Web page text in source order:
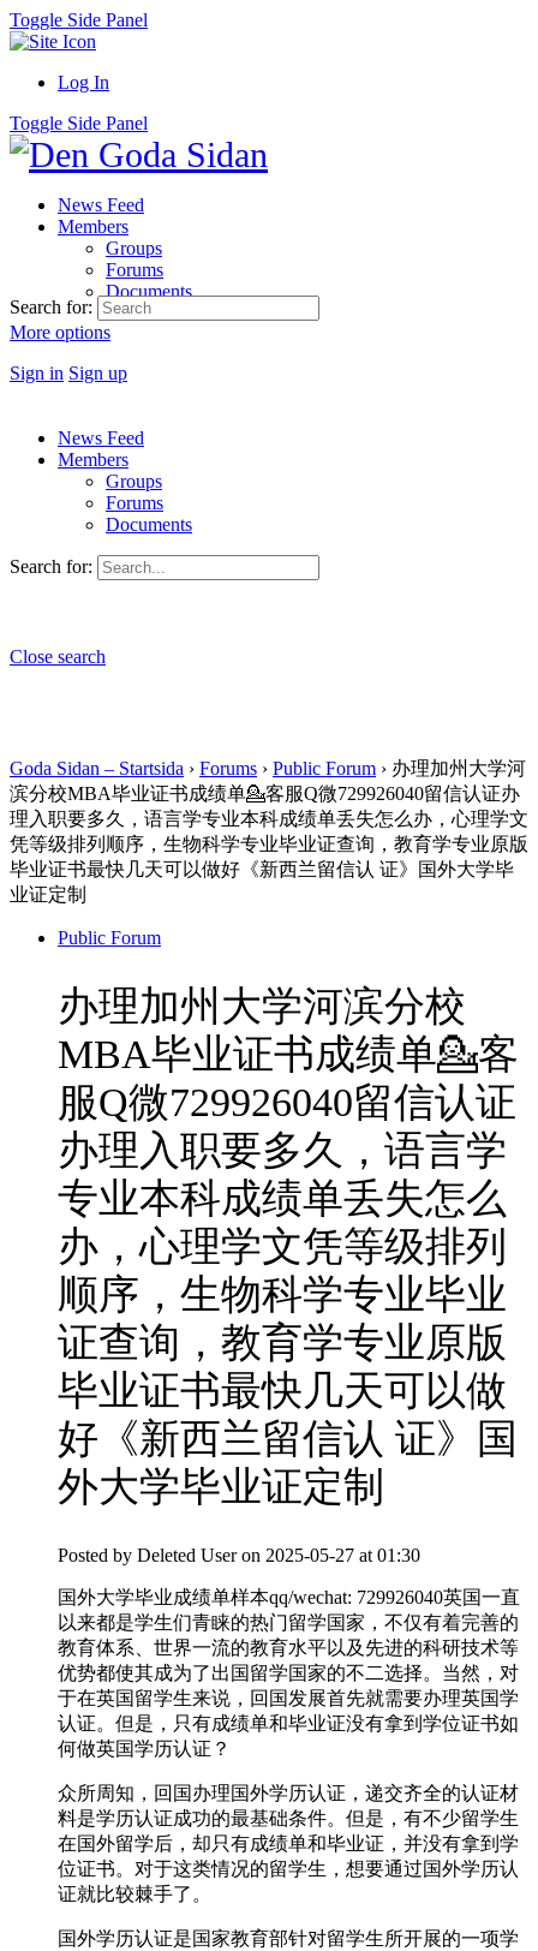
Toggle Side Panel
Log In
Toggle Side Panel
News Feed
Members
Groups
Forums
Documents
More options
Sign in Sign up
Search for:
News Feed
Members
Groups
Forums
Documents
Search for:
Close search
Goda Sidan – Startsida › Forums › Public Forum › 办理加州大学河
滨分校MBA毕业证书成绩单💁客服Q微729926040留信认证办
理入职要多久，语言学专业本科成绩单丢失怎么办，心理学文
凭等级排列顺序，生物科学专业毕业证查询，教育学专业原版
毕业证书最快几天可以做好《新西兰留信认 证》国外大学毕
业证定制
Public Forum
办理加州大学河滨分校
MBA毕业证书成绩单💁客
服Q微729926040留信认证
办理入职要多久，语言学
专业本科成绩单丢失怎么
办，心理学文凭等级排列
顺序，生物科学专业毕业
证查询，教育学专业原版
毕业证书最快几天可以做
好《新西兰留信认 证》国
外大学毕业证定制
Posted by Deleted User on 2025-05-27 at 01:30
国外大学毕业成绩单样本qq/wechat: 729926040英国一直
以来都是学生们青睐的热门留学国家，不仅有着完善的
教育体系、世界一流的教育水平以及先进的科研技术等
优势都使其成为了出国留学国家的不二选择。当然，对
于在英国留学生来说，回国发展首先就需要办理英国学
认证。但是，只有成绩单和毕业证没有拿到学位证书如
何做英国学历认证？
众所周知，回国办理国外学历认证，递交齐全的认证材
料是学历认证成功的最基础条件。但是，有不少留学生
在国外留学后，却只有成绩单和毕业证，并没有拿到学
位证书。对于这类情况的留学生，想要通过国外学历认
证就比较棘手了。
国外学历认证是国家教育部针对留学生所开展的一项学